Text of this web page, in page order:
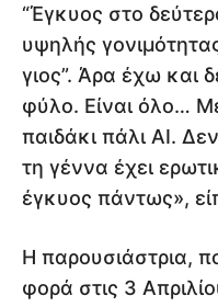
“Έγκυος στο
υψηλής
γιος”. Άρα έχω και
φύλο. Είναι όλο…
παιδάκι πάλι AI.
τη γέννα έχει
έγκυος πάντως»,
Η παρουσιάστρια,
φορά στις 3